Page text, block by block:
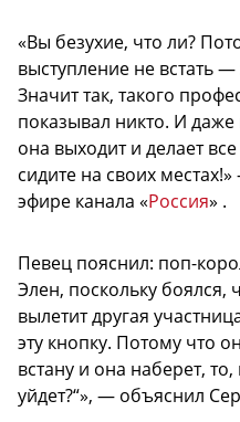
«Вы безухие, что ли?
выступление не встать
Значит так, такого
показывал никто. И
она выходит и делает
сидите на своих
эфире канала «Россия» .
Певец пояснил: поп-
Элен, поскольку боялся,
вылетит другая
эту кнопку. Потому что
встану и она наберет,
уйдет?“», — объяснил